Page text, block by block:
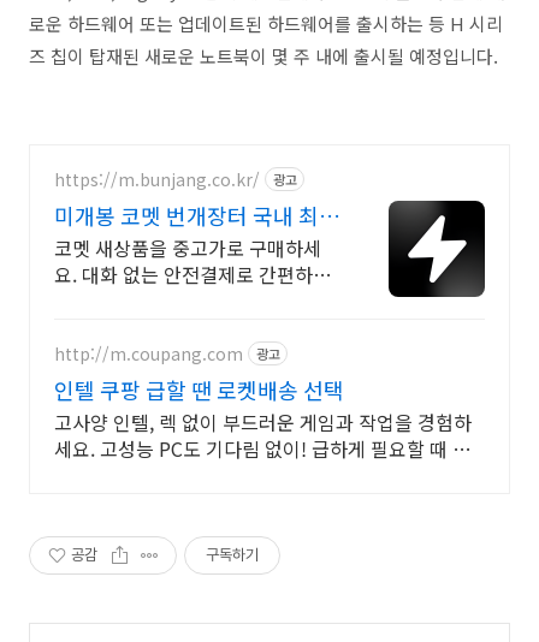
로운 하드웨어 또는 업데이트된 하드웨어를 출시하는 등 H 시리
즈 칩이 탑재된 새로운 노트북이 몇 주 내에 출시될 예정입니다.
https://m.bunjang.co.kr/ 광고
미개봉 코멧 번개장터 국내 최대
브랜드 중고거래
코멧 새상품을 중고가로 구매하세
요. 대화 없는 안전결제로 간편하게!
상품 업로드
http://m.coupang.com 광고
인텔 쿠팡 급할 땐 로켓배송 선택
고사양 인텔, 렉 없이 부드러운 게임과 작업을 경험하
세요. 고성능 PC도 기다림 없이! 급하게 필요할 때 로
공감 구독하기